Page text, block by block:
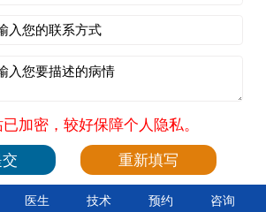
加密，较好保障个人隐私。
医生 技术 预约 咨询